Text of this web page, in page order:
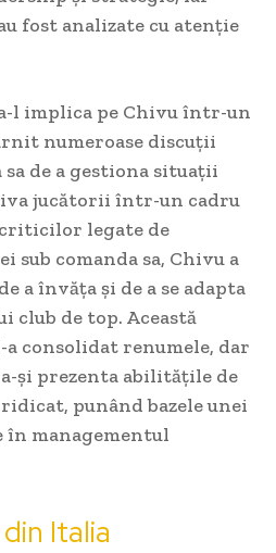
fost analizate cu atenție
l implica pe Chivu într-un
numeroase discuții
de a gestiona situații
jucătorii într-un cadru
legate de
sub comanda sa, Chivu a
a învăța și de a se adapta
club de top. Această
a consolidat renumele, dar
și prezenta abilitățile de
punând bazele unei
managementul
Italia